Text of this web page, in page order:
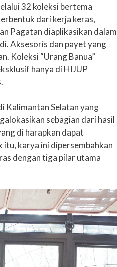
32 koleksi bertema
dari kerja keras,
Pagatan diaplikasikan dalam
Aksesoris dan payet yang
Koleksi “Urang Banua”
hanya di HIJUP
Kalimantan Selatan yang
sebagian dari hasil
di harapkan dapat
itu, karya ini dipersembahkan
dengan tiga pilar utama